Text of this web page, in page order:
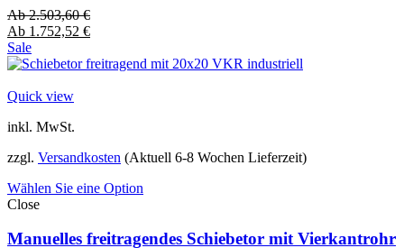
Ab2.503,60€
Ab 1.752,52 €
Sale
Quick view
inkl. MwSt.
zzgl. Versandkosten (Aktuell 6-8 Wochen Lieferzeit)
Wählen Sie eine Option
Close
Manuelles freitragendes Schiebetor mit Vierkantrohr